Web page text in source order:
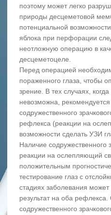
поэтому может легко
природы десцеметовой
потенциальной
яблока при перфорации
неотложную операцию в
десцеметоцеле.
Перед операцией
пораженного глаза, чтобы
зрение. В тех случаях,
невозможна,
содружественного
рефлекса (реакции на
возможности сделать УЗИ
Наличие содружественного
реакции на ослепляющий
положительным
тестирование глаз с
стадиях заболевания
результат на оба рефлекса.
содружественного